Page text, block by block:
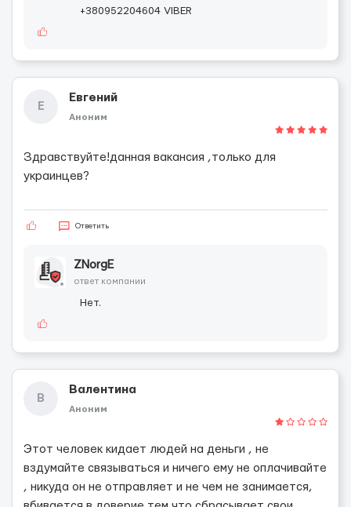
+380952204604 VIBER
Е
Евгений
Аноним
Здравствуйте!данная вакансия ,только для
украинцев?
Ответить
ZNorgE
ответ компании
Нет.
В
Валентина
Аноним
Этот человек кидает людей на деньги , не
вздумайте связываться и ничего ему не оплачивайте
, никуда он не отправляет и не чем не занимается,